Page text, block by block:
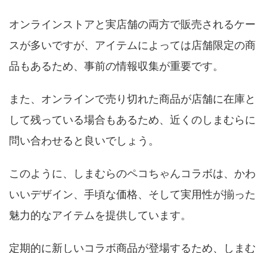
オンラインストアと実店舗の両方で販売されるケー
スが多いですが、アイテムによっては店舗限定の商
品もあるため、事前の情報収集が重要です。
また、オンラインで売り切れた商品が店舗に在庫と
して残っている場合もあるため、近くのしまむらに
問い合わせると良いでしょう。
このように、しまむらのペコちゃんコラボは、かわ
いいデザイン、手頃な価格、そして実用性が揃った
魅力的なアイテムを提供しています。
定期的に新しいコラボ商品が登場するため、しまむ